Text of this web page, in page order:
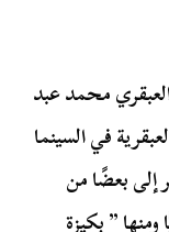
محمد عبد
في السينما
إلى بعضًا من
” بكيزة